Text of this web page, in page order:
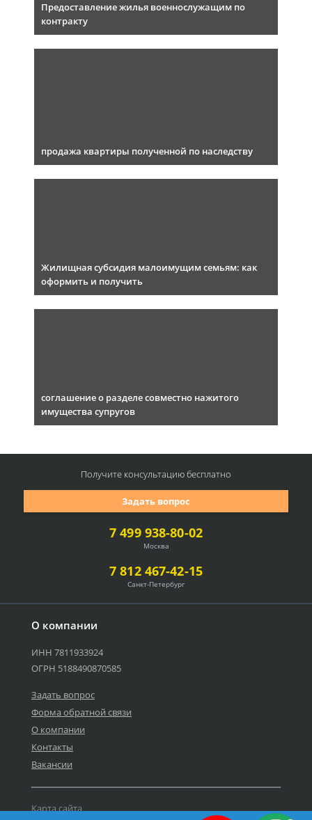
Предоставление жилья военнослужащим по
контракту
продажа квартиры полученной по наследству
Жилищная субсидия малоимущим семьям: как
оформить и получить
соглашение о разделе совместно нажитого
имущества супругов
О компании
ИНН 7811933924
ОГРН 5188490870585
Задать вопрос
Форма обратной связи
О компании
Контакты
Вакансии
Карта сайта
7 499 938-80-02
Москва
7 812 467-42-15
Санкт-Петербург
Задать вопрос
Получите консультациюбесплатно